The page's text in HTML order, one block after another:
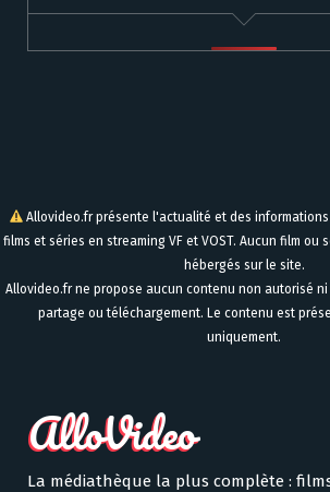
Allovideo.fr présente l'actualité et des
films et séries en streaming VF et VOST. Aucun film ou
hébergés sur le site.
Allovideo.fr ne propose aucun contenu non autorisé
partage ou téléchargement. Le contenu est
uniquement.
La médiathèque la plus complète :